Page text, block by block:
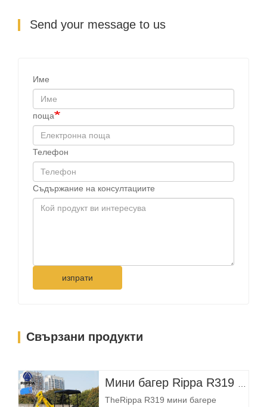
Send your message to us
Име
поща
Телефон
Съдържание на консултациите
изпрати
Свързани продукти
TheRippa R319 мини багере